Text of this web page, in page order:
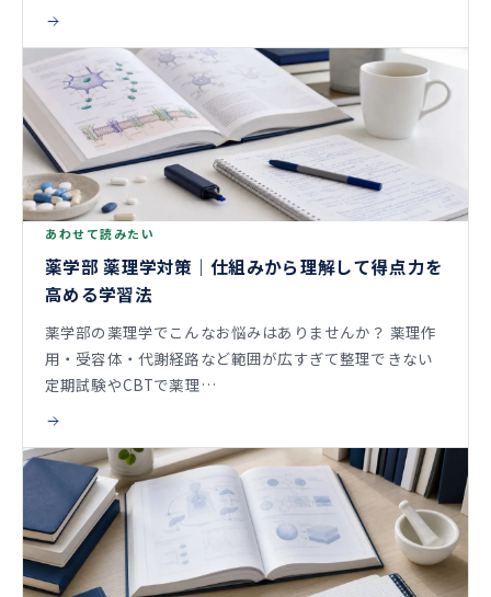
あわせて読みたい
薬学部 薬理学対策｜仕組みから理解して得点力を
高める学習法
薬学部の薬理学でこんなお悩みはありませんか？ 薬理作
用・受容体・代謝経路など範囲が広すぎて整理できない
定期試験やCBTで薬理…